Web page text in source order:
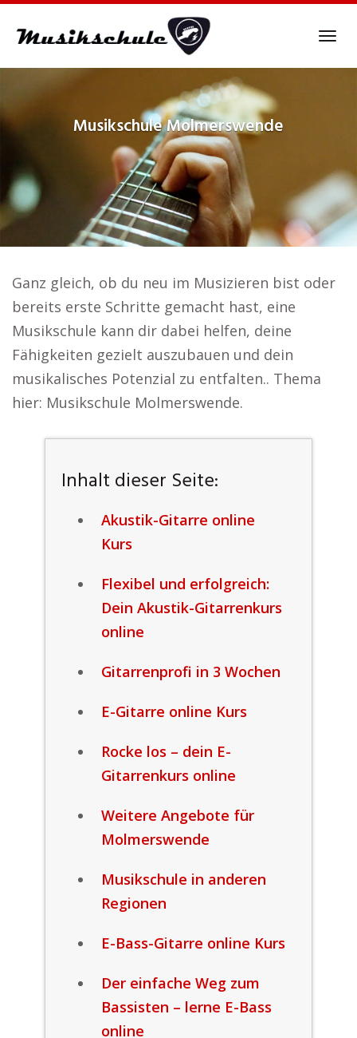
MusikschuleMolmerswende
Ganz gleich, ob du neu im Musizieren bist oder
bereits erste Schritte gemacht hast, eine
Musikschule kann dir dabei helfen, deine
Fähigkeiten gezielt auszubauen und dein
musikalisches Potenzial zu entfalten.. Thema
hier: Musikschule Molmerswende.
Inhalt dieser Seite:
Akustik-Gitarre online
Kurs
Flexibel und erfolgreich:
Dein Akustik-Gitarrenkurs
online
Gitarrenprofi in 3 Wochen
E-Gitarre online Kurs
Rocke los – dein E-
Gitarrenkurs online
Weitere Angebote für
Molmerswende
Musikschule in anderen
Regionen
E-Bass-Gitarre online Kurs
Der einfache Weg zum
Bassisten – lerne E-Bass
online